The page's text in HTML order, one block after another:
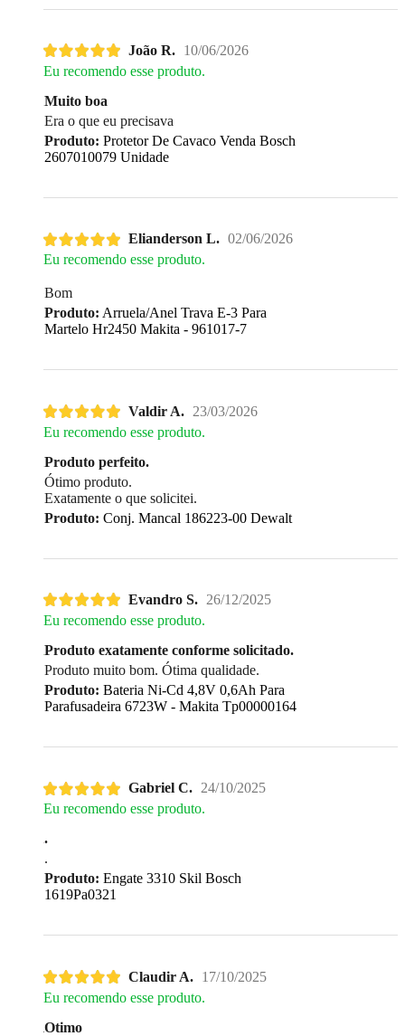
João R. 10/06/2026
Eu recomendo esse produto.
Muito boa
Era o que eu precisava
Produto: Protetor De Cavaco Venda Bosch
2607010079 Unidade
Elianderson L. 02/06/2026
Eu recomendo esse produto.
Bom
Produto: Arruela/Anel Trava E-3 Para
Martelo Hr2450 Makita - 961017-7
Valdir A. 23/03/2026
Eu recomendo esse produto.
Produto perfeito.
Ótimo produto.
Exatamente o que solicitei.
Produto: Conj. Mancal 186223-00 Dewalt
Evandro S. 26/12/2025
Eu recomendo esse produto.
Produto exatamente conforme solicitado.
Produto muito bom. Ótima qualidade.
Produto: Bateria Ni-Cd 4,8V 0,6Ah Para
Parafusadeira 6723W - Makita Tp00000164
Gabriel C. 24/10/2025
Eu recomendo esse produto.
.
.
Produto: Engate 3310 Skil Bosch
1619Pa0321
Claudir A. 17/10/2025
Eu recomendo esse produto.
Otimo